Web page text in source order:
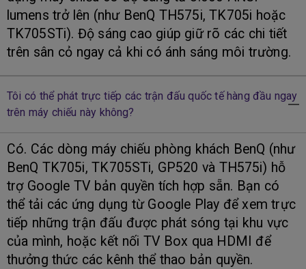
lumens trở lên (như BenQ TH575i, TK705i hoặc
TK705STi). Độ sáng cao giúp giữ rõ các chi tiết
trên sân cỏ ngay cả khi có ánh sáng môi trường.
Tôi có thể phát trực tiếp các trận đấu quốc tế hàng đầu ngay
trên máy chiếu này không?
Có. Các dòng máy chiếu phòng khách BenQ (như
BenQ TK705i, TK705STi, GP520 và TH575i) hỗ
trợ Google TV bản quyền tích hợp sẵn. Bạn có
thể tải các ứng dụng từ Google Play để xem trực
tiếp những trận đấu được phát sóng tại khu vực
của mình, hoặc kết nối TV Box qua HDMI để
thưởng thức các kênh thể thao bản quyền.